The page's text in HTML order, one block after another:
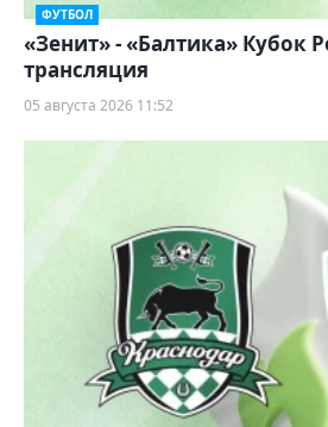
ФУТБОЛ
«Зенит» - «Балтика» Кубок
трансляция
05 августа 2026 11:52